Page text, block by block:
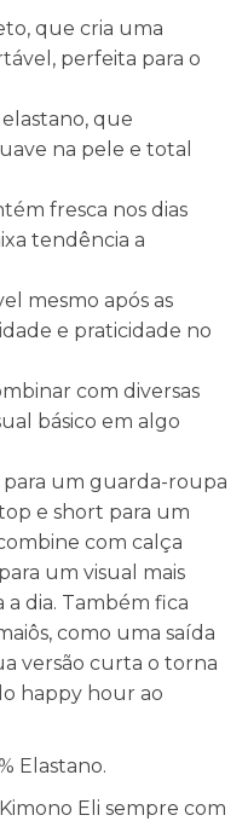
que cria uma
perfeita para o
que
na pele e total
fresca nos dias
tendência a
mesmo após as
e praticidade no
com diversas
básico em algo
para um guarda-roupa
e short para um
com calça
um visual mais
dia. Também fica
como uma saída
versão curta o torna
happy hour ao
Elastano.
Eli sempre com